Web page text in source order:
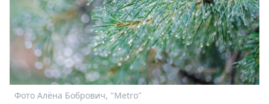
Metro
Стримы
Спецпроекты
Звезды
Выборы
2026
Скачай
Фото Алёна Бобрович, "Metro"